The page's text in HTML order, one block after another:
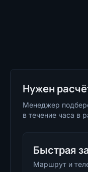
Нужен
Менеджер
в течение часа в
Быстрая
Маршрут и